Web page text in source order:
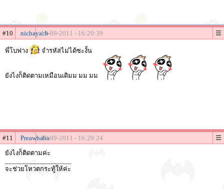
#10 nichayacb18-09-2011 - 16:20:39
พี่โบฟาง จำรหัสไม่ได้ซะงั้น
ยังไงก็ติดตามเหมือนเดิมม มม มม
#11 Preawhaha18-09-2011 - 16:29:24
ยังไงก็ติดตามค่ะ
จะช่วยโหวตกระทู้ให้ค่ะ